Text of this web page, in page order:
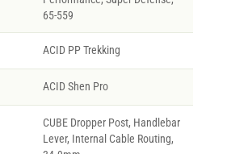
65-559
ACID PP Trekking
ACID Shen Pro
CUBE Dropper Post, Handlebar
Lever, Internal Cable Routing,